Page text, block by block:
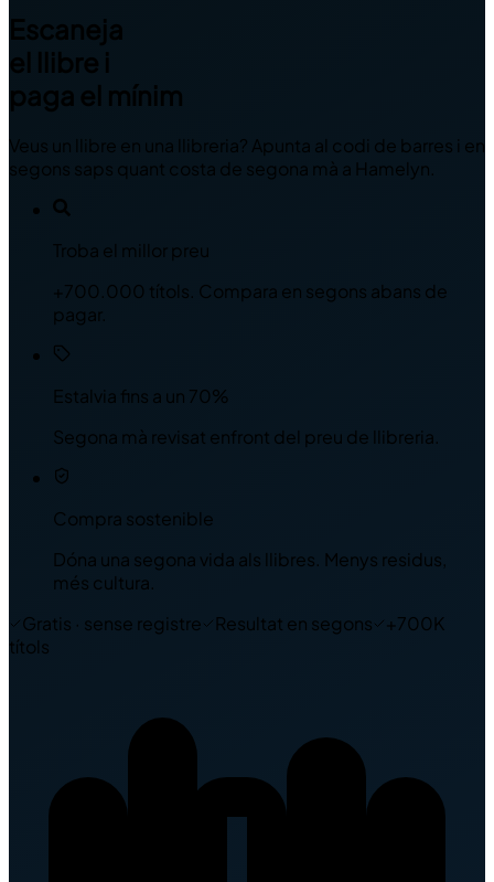
Escaneja
el llibre i
paga el mínim
Veus un llibre en una llibreria? Apunta al codi de barres i en
segons saps quant costa de segona mà a Hamelyn.
Troba el millor preu
+700.000 títols. Compara en segons abans de
pagar.
Estalvia fins a un 70%
Segona mà revisat enfront del preu de llibreria.
Compra sostenible
Dóna una segona vida als llibres. Menys residus,
més cultura.
Gratis · sense registre
Resultat en segons
+700K
títols